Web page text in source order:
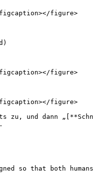
figcaption></figure>
figcaption></figure>
figcaption></figure>
zu, und dann
so that both